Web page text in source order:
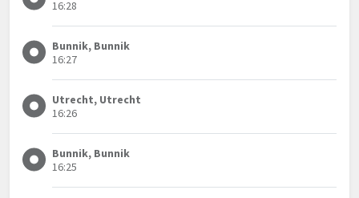
16:28
Bunnik, Bunnik
16:27
Utrecht, Utrecht
16:26
Bunnik, Bunnik
16:25